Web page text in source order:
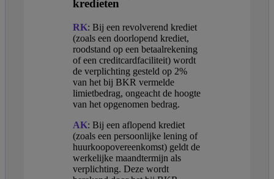
kredieten
RK: Bij een revolverend krediet
(zoals een doorlopend krediet,
roodstand op een betaalrekening
of een creditcardfaciliteit) wordt
de verplichting gesteld op 2%
van het bij BKR vermelde
limietbedrag, ongeacht de hoogte
van het opgenomen bedrag.
AK: Bij een aflopend krediet
(zoals een persoonlijke lening of
huurkoopovereenkomst) geldt de
werkelijke maandtermijn als
verplichting. Deze wordt